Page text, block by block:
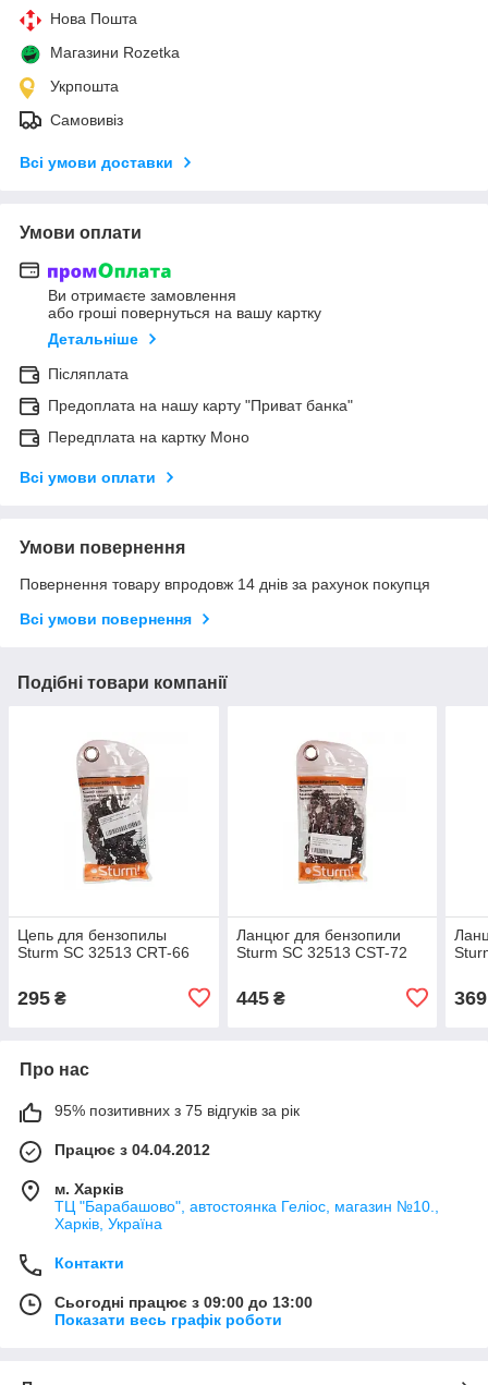
Нова Пошта
Магазини Rozetka
Укрпошта
Самовивіз
Всі умови доставки
Умови оплати
Ви отримаєте замовлення
або гроші повернуться на вашу картку
Детальніше
Післяплата
Предоплата на нашу карту "Приват банка"
Передплата на картку Моно
Всі умови оплати
Умови повернення
Повернення товару впродовж 14 днів за рахунок покупця
Всі умови повернення
Подібні товари компанії
Цепь для бензопилы
Sturm SC 32513 CRT-66
295 ₴
Ланцюг для бензопили
Sturm SC 32513 CST-72
445₴ 369
Про нас
95% позитивних з 75 відгуків за рік
Працює з 04.04.2012
м. Харків
ТЦ "Барабашово", автостоянка Геліос, магазин №10.,
Харків, Україна
Контакти
Сьогодні працює з 09:00 до 13:00
Показати весь графік роботи